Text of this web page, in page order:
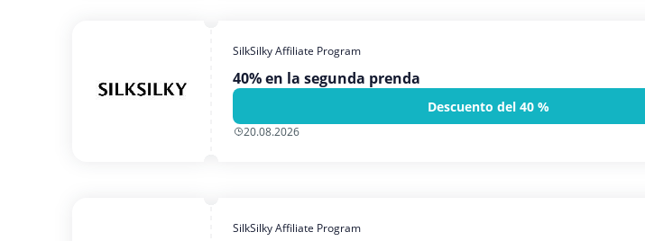
SilkSilky Affiliate Program
40% en la segunda prenda
Descuento del 40 %
20.08.2026
SilkSilky Affiliate Program